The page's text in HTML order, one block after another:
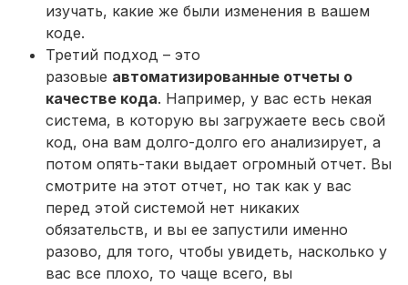
изучать, какие же были изменения в вашем
коде.
Третий подход – это
разовые автоматизированные отчеты о
качестве кода. Например, у вас есть некая
система, в которую вы загружаете весь свой
код, она вам долго-долго его анализирует, а
потом опять-таки выдает огромный отчет. Вы
смотрите на этот отчет, но так как у вас
перед этой системой нет никаких
обязательств, и вы ее запустили именно
разово, для того, чтобы увидеть, насколько у
вас все плохо, то чаще всего, вы